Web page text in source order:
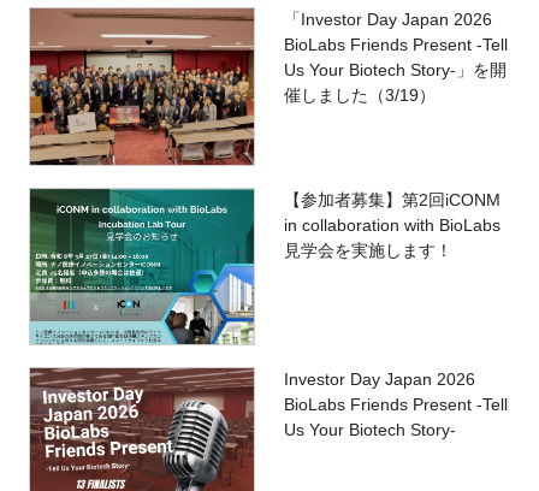
「Investor Day Japan 2026
BioLabs Friends Present -Tell
Us Your Biotech Story-」を開
催しました（3/19）
【参加者募集】第2回iCONM
in collaboration with BioLabs
見学会を実施します！
Investor Day Japan 2026
BioLabs Friends Present -Tell
Us Your Biotech Story-